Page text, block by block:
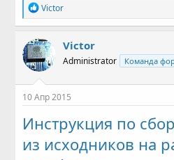
Р
е
а
к
ц
и
и
:
Victor
Victor
Administrator Команда
10 Апр 2015
Инструкция по
из исходников на